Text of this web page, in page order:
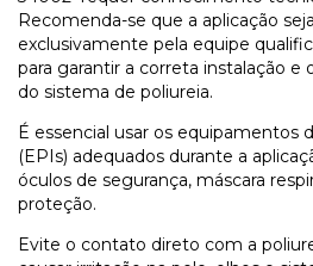
Recomenda-se que a aplicação
exclusivamente pela equipe
para garantir a correta instalação
do sistema de poliureia.
É essencial usar os equipamentos
(EPIs) adequados durante a
óculos de segurança, máscara
proteção.
Evite o contato direto com a